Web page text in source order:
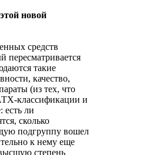
новой
средств
пересматривается
такие
качество,
(из тех, что
классификации и
есть ли
сколько
подгруппу вошел
к нему еще
степень